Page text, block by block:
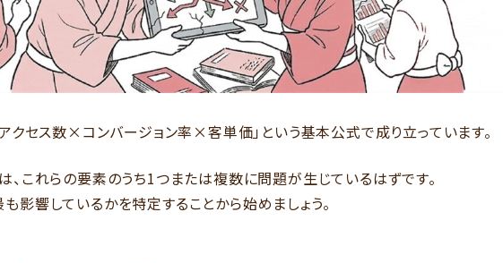
クセス数×コンバージョン率×客単価」という基本公式で成り立っています。
、これらの要素のうち1つまたは複数に問題が生じているはずです。
影響しているかを特定することから始めましょう。